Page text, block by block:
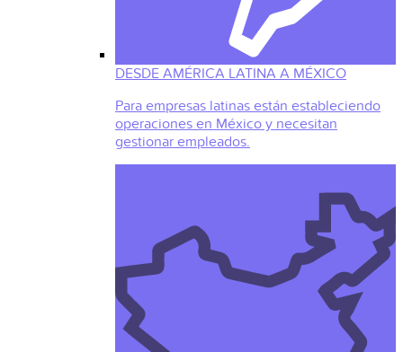
DESDE AMÉRICA LATINA A MÉXICO
Para empresas latinas están estableciendo
operaciones en México y necesitan
gestionar empleados.